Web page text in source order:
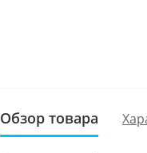
Обзор товара